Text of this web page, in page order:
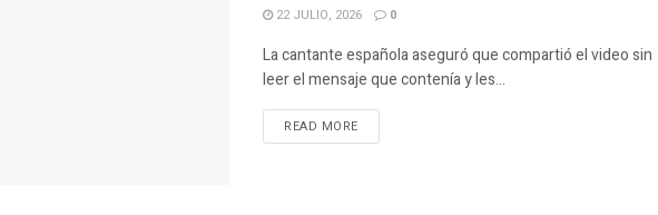
22 JULIO, 2026 0
La cantante española aseguró que compartió el video sin
leer el mensaje que contenía y les...
READ MORE